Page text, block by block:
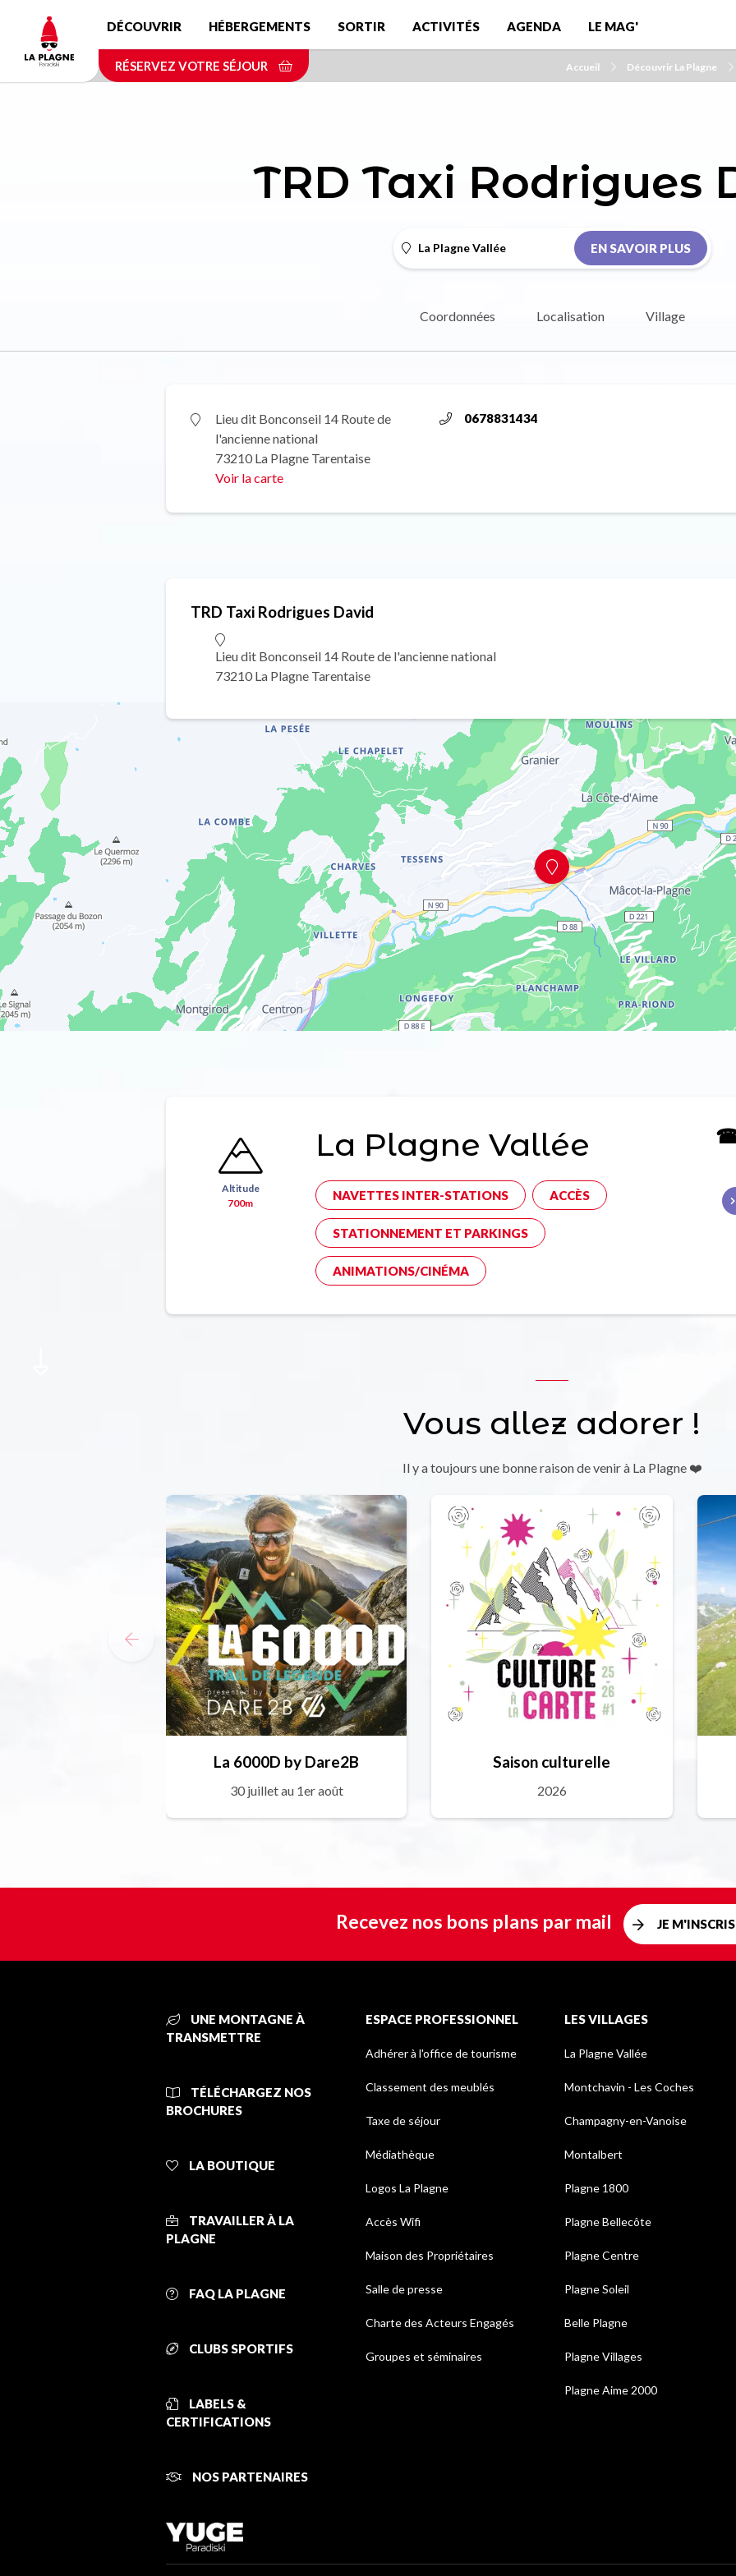
contenu
principal
DÉCOUVRIR HÉBERGEMENTS SORTIR ACTIVITÉS AGENDA LE MAG'
RÉSERVEZ VOTRE SÉJOUR Accueil Découvrir La Plagne
TRD Taxi Rodrigues
La Plagne Vallée EN SAVOIR PLUS
Coordonnées Localisation Village
Lieu dit Bonconseil 14 Route de
l'ancienne national
73210 La Plagne Tarentaise
Voir la carte
0678831434
TRD Taxi Rodrigues David
Lieu dit Bonconseil 14 Route de l'ancienne national
73210 La Plagne Tarentaise
Altitude
700m
La Plagne Vallée
NAVETTES INTER-STATIONS ACCÈS
STATIONNEMENT ET PARKINGS
ANIMATIONS/CINÉMA
☎
Vous allez adorer !
Il y a toujours une bonne raison de venir à La Plagne ❤️
La 6000D by Dare2B
30 juillet au 1er août
Saison culturelle
2026
Recevez nos bons plans par mail JE M'INSCRIS
UNE MONTAGNE À
TRANSMETTRE
TÉLÉCHARGEZ NOS
BROCHURES
LA BOUTIQUE
TRAVAILLER À LA
PLAGNE
FAQ LA PLAGNE
CLUBS SPORTIFS
LABELS &
CERTIFICATIONS
NOS PARTENAIRES
ESPACE PROFESSIONNEL
Adhérer à l'office de tourisme
Classement des meublés
Taxe de séjour
Médiathèque
Logos La Plagne
Accès Wifi
Maison des Propriétaires
Salle de presse
Charte des Acteurs Engagés
Groupes et séminaires
LES VILLAGES
La Plagne Vallée
Montchavin - Les Coches
Champagny-en-Vanoise
Montalbert
Plagne 1800
Plagne Bellecôte
Plagne Centre
Plagne Soleil
Belle Plagne
Plagne Villages
Plagne Aime 2000